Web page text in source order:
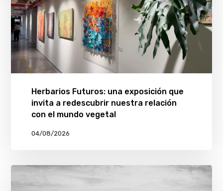
Herbarios Futuros: una exposición que
invita a redescubrir nuestra relación
con el mundo vegetal
04/08/2026